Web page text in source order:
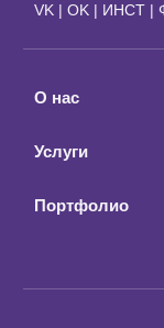
VK |OK | ИНСТ |
О нас
Услуги
Портфолио